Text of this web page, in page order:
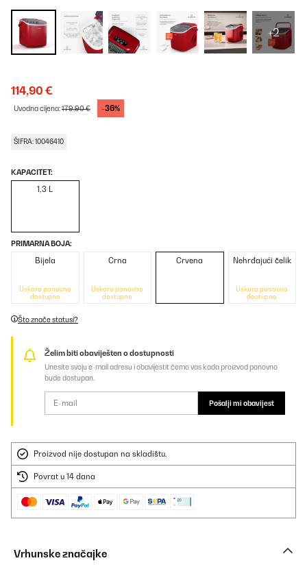
+2
114,90 €
Uvodna cijena:179,90 € -36%
ŠIFRA: 10046410
KAPACITET:
1,3 L
PRIMARNA BOJA:
Bijela
Uskoro ponovno
dostupno
Crna
Uskoro ponovno
dostupno
Crvena Nehrđajući čelik
Uskoro ponovno
dostupno
Što znače statusi?
Želim biti obaviješten o dostupnosti
Unesite svoju e-mail adresu i obavijestit ćemo vas kada proizvod ponovno
bude dostupan.
Pošalji mi obavijest
Proizvod nije dostupan na skladištu.
Povrat u 14 dana
Vrhunske značajke